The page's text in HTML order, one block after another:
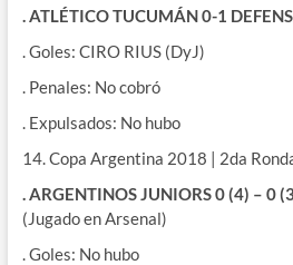
. ATLÉTICO TUCUMÁN 0-1
. Goles: CIRO RIUS (DyJ)
. Penales: No cobró
. Expulsados: No hubo
14. Copa Argentina 2018 | 2da
. ARGENTINOS JUNIORS 0 (4) – 0
(Jugado en Arsenal)
. Goles: No hubo